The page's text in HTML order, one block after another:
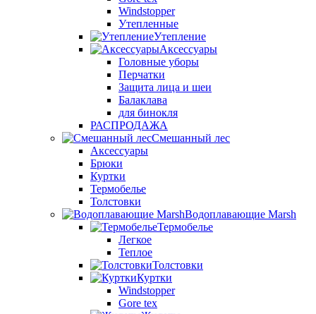
Windstopper
Утепленные
Утепление
Аксессуары
Головные уборы
Перчатки
Защита лица и шеи
Балаклава
для бинокля
РАСПРОДАЖА
Смешанный лес
Аксессуары
Брюки
Куртки
Термобелье
Толстовки
Водоплавающие Marsh
Термобелье
Легкое
Теплое
Толстовки
Куртки
Windstopper
Gore tex